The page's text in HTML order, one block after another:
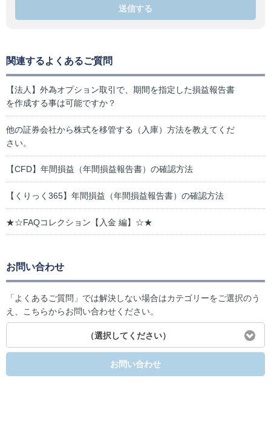
送信する
関連するよくあるご質問
【法人】外為オプション取引で、期間を指定した損益報告書
を作成する事は可能ですか？
他の証券会社から株式を移管する（入庫）方法を教えてくだ
さい。
【CFD】年間損益（年間損益報告書）の確認方法
【くりっく365】年間損益（年間損益報告書）の確認方法
★☆FAQコレクション【入金 編】☆★
お問い合わせ
「よくあるご質問」では解決しない場合はカテゴリーをご選択のう
え、こちらからお問い合わせください。
（選択してください）
お問い合わせ